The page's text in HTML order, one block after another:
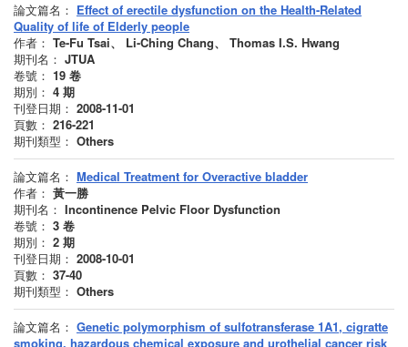
論文篇名： Effect of erectile dysfunction on the Health-Related
Quality of life of Elderly people
作者： Te-Fu Tsai、 Li-Ching Chang、 Thomas I.S. Hwang
期刊名： JTUA
卷號： 19 卷
期別： 4 期
刊登日期： 2008-11-01
頁數： 216-221
期刊類型： Others
論文篇名： Medical Treatment for Overactive bladder
作者： 黃一勝
期刊名： Incontinence Pelvic Floor Dysfunction
卷號： 3 卷
期別： 2 期
刊登日期： 2008-10-01
頁數： 37-40
期刊類型： Others
論文篇名： Genetic polymorphism of sulfotransferase 1A1, cigratte
smoking, hazardous chemical exposure and urothelial cancer risk